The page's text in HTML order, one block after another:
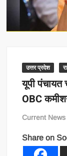
उत्तर प्रदेश
यूपी पंचायत
OBC
Current
Share on